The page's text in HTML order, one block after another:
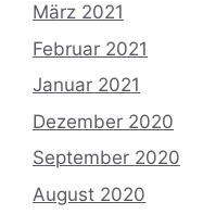
März 2021
Februar 2021
Januar 2021
Dezember 2020
September 2020
August 2020